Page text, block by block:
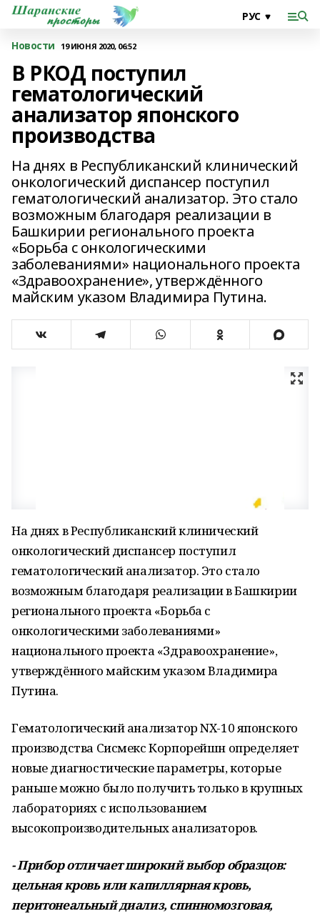
Новости 19 ИЮНЯ 2020, 06:52
В РКОД поступил
гематологический
анализатор японского
производства
На днях в Республиканский клинический
онкологический диспансер поступил
гематологический анализатор. Это стало
возможным благодаря реализации в
Башкирии регионального проекта
«Борьба с онкологическими
заболеваниями» национального проекта
«Здравоохранение», утверждённого
майским указом Владимира Путина.
На днях в Республиканский клинический
онкологический диспансер поступил
гематологический анализатор. Это стало
возможным благодаря реализации в Башкирии
регионального проекта «Борьба с
онкологическими заболеваниями»
национального проекта «Здравоохранение»,
утверждённого майским указом Владимира
Путина.
Гематологический анализатор NX-10 японского
производства Сисмекс Корпорейшн определяет
новые диагностические параметры, которые
раньше можно было получить только в крупных
лабораториях с использованием
высокопроизводительных анализаторов.
- Прибор отличает широкий выбор образцов:
цельная кровь или капиллярная кровь,
перитонеальный диализ, спинномозговая,